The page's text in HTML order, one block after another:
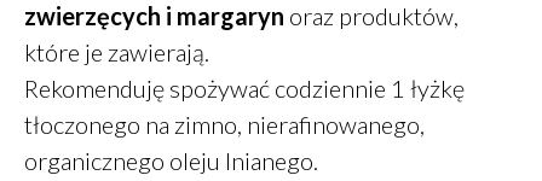
zwierzęcych i margaryn oraz produktów,
które je zawierają.
Rekomenduję spożywać codziennie 1 łyżkę
tłoczonego na zimno, nierafinowanego,
organicznego oleju lnianego.